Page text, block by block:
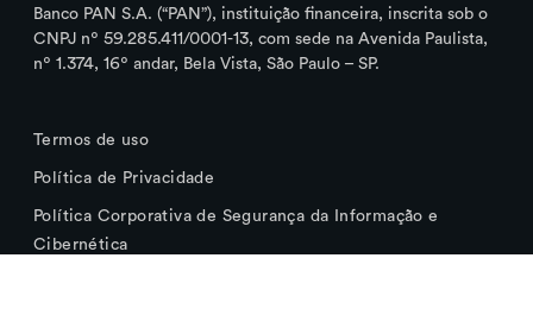
Banco PAN S.A. (“PAN”), instituição financeira, inscrita sob o
CNPJ nº 59.285.411/0001-13, com sede na Avenida Paulista,
nº 1.374, 16º andar, Bela Vista, São Paulo – SP.
Termos de uso
Política de Privacidade
Política Corporativa de Segurança da Informação e
Cibernética